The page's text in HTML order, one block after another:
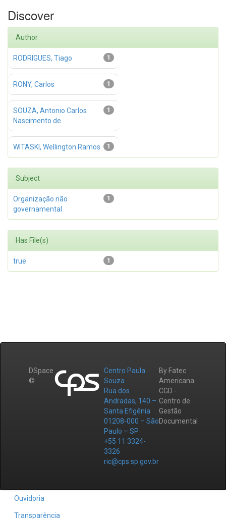
Discover
Author
1
RODRIGUES, Tiago
1
RONY, Carlos
1
SOUZA, Antonio Carlos
Nascimento de
1
WITASKI, Wellington Ramos
Subject
1
Organização não
governamental
Has File(s)
1
true
DSpace
©
Centro Paula
Souza
Rua dos
Andradas, 140 –
Santa Efigênia
01208-000 – São
Paulo – SP
+55 11 3324-
3326
ric@cps.sp.gov.br
By Fatec
Americana
CGD -
Centro de
Gestão
Documental
Ouvidoria
Transparência